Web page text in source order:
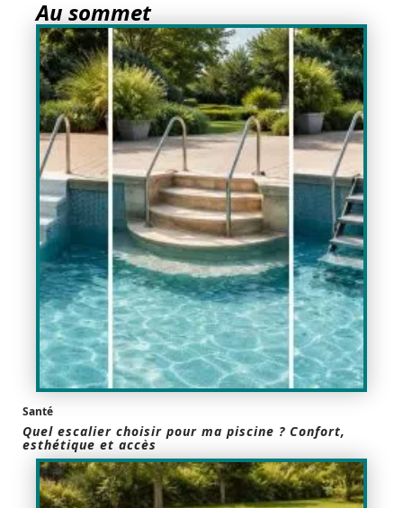
Au sommet
Santé
Quel escalier choisir pour ma piscine ? Confort,
esthétique et accès